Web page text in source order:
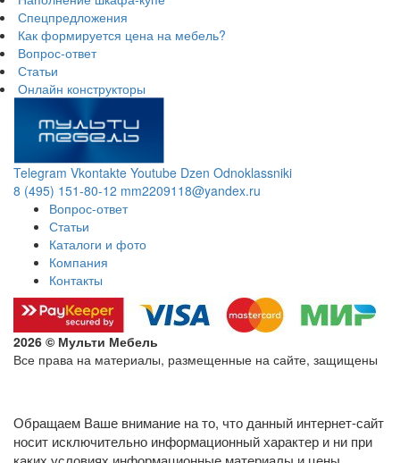
Спецпредложения
Как формируется цена на мебель?
Вопрос-ответ
Статьи
Онлайн конструкторы
Telegram Vkontakte Youtube Dzen Odnoklassniki
8 (495) 151-80-12 mm2209118@yandex.ru
Вопрос-ответ
Статьи
Каталоги и фото
Компания
Контакты
2026 © Мульти Мебель
Все права на материалы, размещенные на сайте, защищены
Обращаем Ваше внимание на то, что данный интернет-сайт
носит исключительно информационный характер и ни при